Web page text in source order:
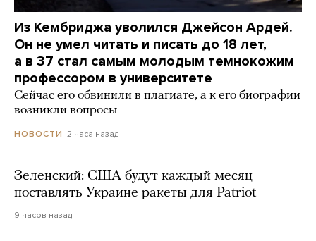
Из Кембриджа уволился Джейсон Ардей.
Он не умел читать и писать до 18 лет,
а в 37 стал самым молодым темнокожим
профессором в университете
Сейчас его обвинили в плагиате, а к его биографии
возникли вопросы
НОВОСТИ 2 часа назад
Зеленский: США будут каждый месяц
поставлять Украине ракеты для Patriot
9 часов назад